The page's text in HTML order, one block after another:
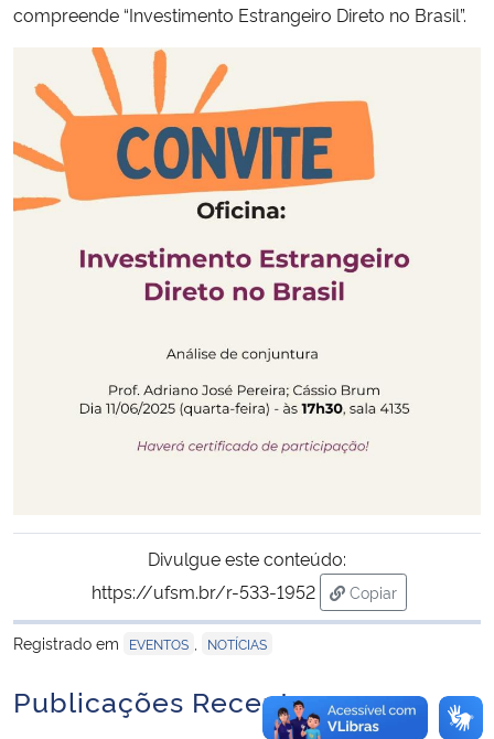
Ministério da Mulher, da Família e dos Direitos Humanos
Secretaria-Geral
Secretaria de Governo
Gabinete de Segurança Institucional
Banco Central do Brasil
compreende “Investimento Estrangeiro Direto no Brasil”.
Divulgue este conteúdo:
https://ufsm.br/r-533-1952
Copiar
para área de
Registrado em
EVENTOS NOTÍCIAS
Publicações Recentes